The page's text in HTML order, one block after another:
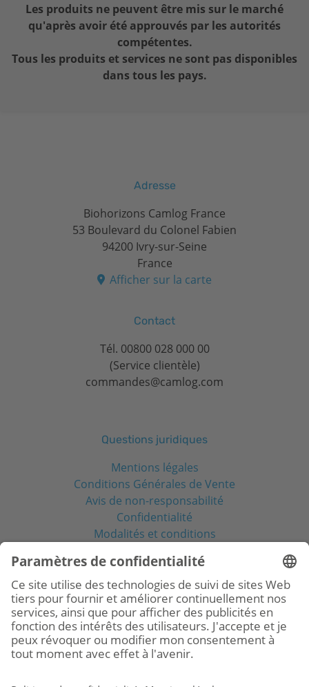
Les produits ne peuvent être mis sur le marché
qu'après avoir été approuvés par les autorités
compétentes.
Tous les produits et services ne sont pas disponibles
dans tous les pays.
Adresse
Biohorizons Camlog France
53 Boulevard du Colonel Fabien
94200 Ivry-sur-Seine
France
Afficher sur la carte
Contact
Tél. 00800 028 000 00
(Service clientèle)
commandes@camlog.com
Questions juridiques
Mentions légales
Conditions Générales de Vente
Avis de non-responsabilité
Confidentialité
Modalités et conditions
Réseaux sociaux